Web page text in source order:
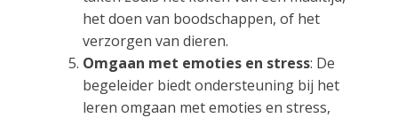
het doen van boodschappen, of het
verzorgen van dieren.
Omgaan met emoties en stress: De
begeleider biedt ondersteuning bij het
leren omgaan met emoties en stress,